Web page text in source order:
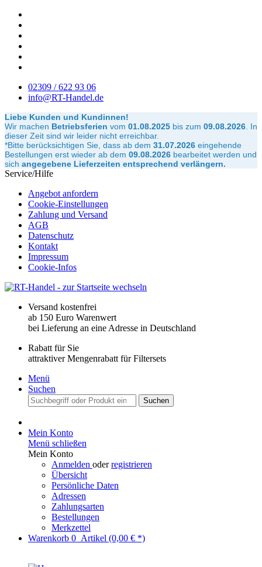
02309 / 622 93 06
info@RT-Handel.de
Liebe Kunden und Kundinnen!
Wir machen Betriebsferien vom 01.08.2025 bis zum 09.08.2026 In
dieser Zeit sind wir leider nicht erreichbar.
*Bitte berücksichtigen Sie, dass ab dem 31.07.2026 eingehende
Bestellungen erst wieder ab dem 09.08.2026 bearbeitet werden und
sich angegebene Lieferzeiten entsprechend verlängern.
Service/Hilfe
Angebot anfordern
Cookie-Einstellungen
Zahlung und Versand
AGB
Datenschutz
Kontakt
Impressum
Cookie-Infos
Versand kostenfrei
ab 150 Euro Warenwert
bei Lieferung an eine Adresse in Deutschland
Rabatt für Sie
attraktiver Mengenrabatt für Filtersets
Menü
Suchen
Suchen
Mein Konto
Menü schließen
Mein Konto
Anmelden oderregistrieren
Übersicht
Persönliche Daten
Adressen
Zahlungsarten
Bestellungen
Merkzettel
Warenkorb 0 Artikel (0,00 € *)